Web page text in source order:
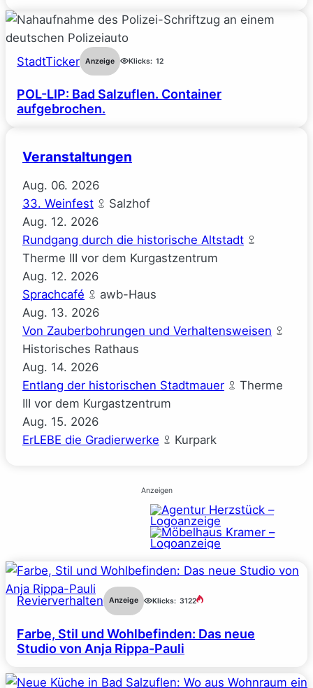
StadtTicker Anzeige Klicks: 12
POL-LIP: Bad Salzuflen. Container
aufgebrochen.
Veranstaltungen
Aug. 06. 2026
33. Weinfest
Salzhof
Aug. 12. 2026
Rundgang durch die historische Altstadt
Therme III vor dem Kurgastzentrum
Aug. 12. 2026
Sprachcafé
awb-Haus
Aug. 13. 2026
Von Zauberbohrungen und Verhaltensweisen
Historisches Rathaus
Aug. 14. 2026
Entlang der historischen Stadtmauer
Therme
III vor dem Kurgastzentrum
Aug. 15. 2026
ErLEBE die Gradierwerke
Kurpark
Anzeigen
Revierverhalten Anzeige Klicks: 3122
Farbe, Stil und Wohlbefinden: Das neue
Studio von Anja Rippa-Pauli